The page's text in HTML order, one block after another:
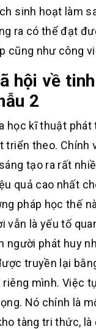
sinh hoạt làm
ra có thể đạt
cũng như công
hội về
2
học kĩ thuật
triển theo. Chính
tạo ra rất
quả cao nhất
pháp học thế
vẫn là yếu tố
người phát huy
truyền lại
riêng mình. Việc
Nó chính là
tàng tri thức, là